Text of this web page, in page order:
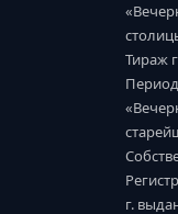
Тираж
г.